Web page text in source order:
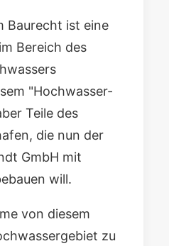
Baurecht ist eine
Bereich des
"Hochwasser-
Teile des
die nun der
GmbH mit
will.
von diesem
zu